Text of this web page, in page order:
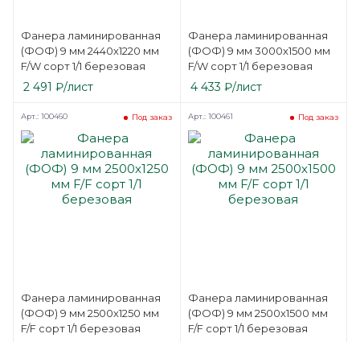
Фанера ламинированная
(ФОФ) 9 мм 2440х1220 мм
F/W сорт 1/1 березовая
2 491 ₽/лист
Фанера ламинированная
(ФОФ) 9 мм 3000х1500 мм
F/W сорт 1/1 березовая
4 433 ₽/лист
Фанера ламинированная
(ФОФ) 9 мм 2500х1250 мм
F/F сорт 1/1 березовая
Под заказ
Арт.: 100460
Фанера ламинированная
(ФОФ) 9 мм 2500х1500 мм
F/F сорт 1/1 березовая
Под заказ
Арт.: 100461